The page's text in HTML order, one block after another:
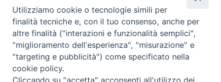
Abbonamenti
Abbonamento Annuale Digitale
Abbonamento Annuale Cartaceo
Abbonamento Singola Copia Digitale
Utilizziamo cookie o tecnologie simili per
finalità tecniche e, con il tuo consenso, anche per
altre finalità ("interazioni e funzionalità semplici",
"miglioramento dell'esperienza", "misurazione" e
"targeting e pubblicità") come specificato nella
cookie policy.